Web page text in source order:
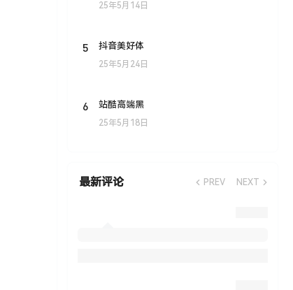
25年5月14日
5 抖音美好体
25年5月24日
6 站酷高端黑
25年5月18日
最新评论 PREV NEXT